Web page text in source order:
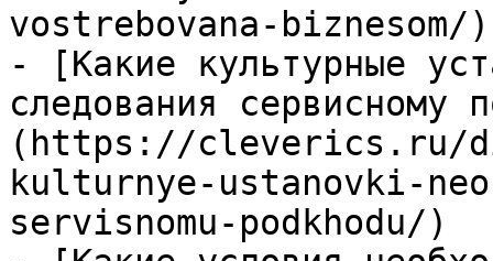
vostrebovana-biznesom/)
- [Какие культурные
следования сервисному
(https://cleverics.ru/
kulturnye-ustanovki-
servisnomu-podkhodu/)